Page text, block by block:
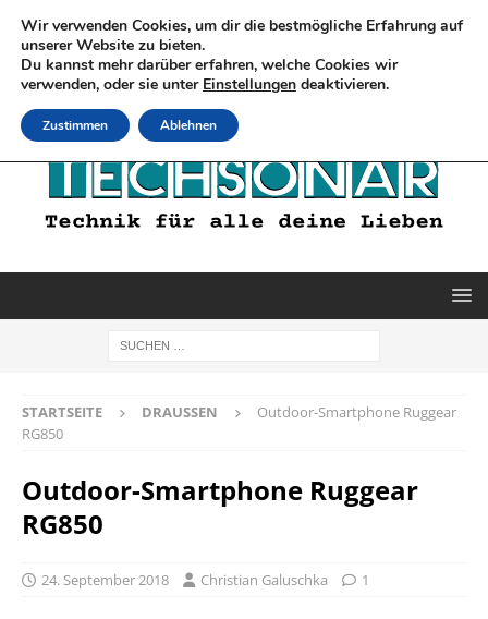
STARTSEITE DRAUSSEN
Outdoor-Smartphone Ruggear
RG850
Outdoor-Smartphone Ruggear
RG850
24. September 2018 Christian Galuschka 1
Wir verwenden Cookies, um dir die bestmögliche Erfahrung auf
unserer Website zu bieten.
Du kannst mehr darüber erfahren, welche Cookies wir
verwenden, oder sie unter Einstellungen deaktivieren.
Zustimmen Ablehnen